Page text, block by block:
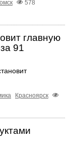
578
главную
91
Красноярск